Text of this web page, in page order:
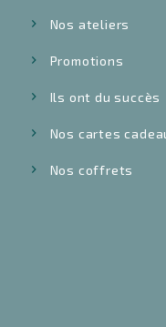
Nos ateliers
Promotions
Ils ont du succès
Nos cartes
Nos coffrets